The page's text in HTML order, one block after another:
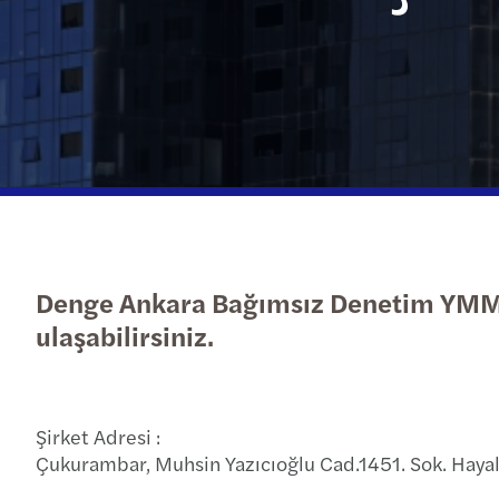
Denge Ankara Bağımsız Denetim
ulaşabilirsiniz.
Şirket Adresi :
Çukurambar, Muhsin Yazıcıoğlu Cad.1451. Sok.